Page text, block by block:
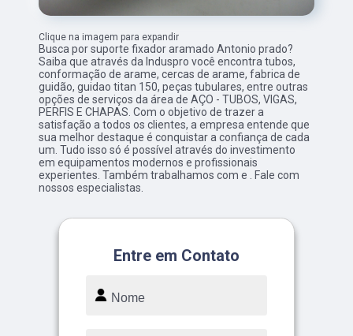
Clique na imagem para expandir
Busca por suporte fixador aramado Antonio prado?
Saiba que através da Induspro você encontra tubos,
conformação de arame, cercas de arame, fabrica de
guidão, guidao titan 150, peças tubulares, entre outras
opções de serviços da área de AÇO - TUBOS, VIGAS,
PERFIS E CHAPAS. Com o objetivo de trazer a
satisfação a todos os clientes, a empresa entende que
sua melhor destaque é conquistar a confiança de cada
um. Tudo isso só é possível através do investimento
em equipamentos modernos e profissionais
experientes. Também trabalhamos com e . Fale com
nossos especialistas.
Entre em Contato